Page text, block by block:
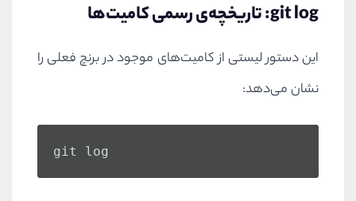
git log: تاریخچه‌ی رسمی کامیت‌ها
این دستور لیستی از کامیت‌های موجود در برنچ فعلی را
نشان می‌دهد:
git log